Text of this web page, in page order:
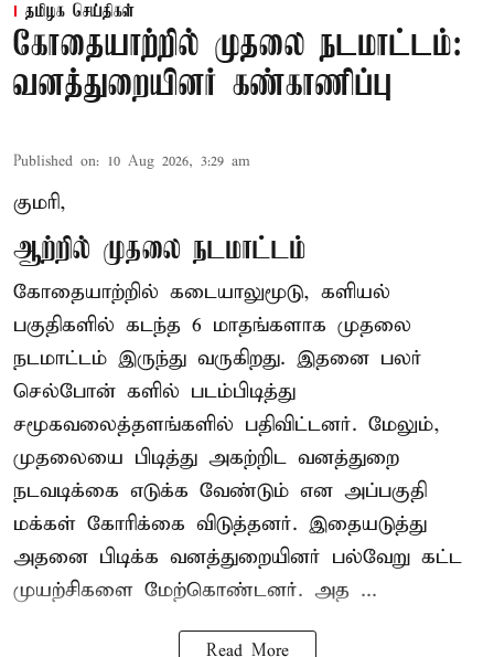
தமிழக செய்திகள்
கோதையாற்றில் முதலை நடமாட்டம்:
வனத்துறையினர் கண்காணிப்பு
Published on: 10 Aug 2026, 3:29 am
குமரி,
ஆற்றில் முதலை நடமாட்டம்
கோதையாற்றில் கடையாலுமூடு, களியல்
பகுதிகளில் கடந்த 6 மாதங்களாக முதலை
நடமாட்டம் இருந்து வருகிறது. இதனை பலர்
செல்போன் களில் படம்பிடித்து
சமூகவலைத்தளங்களில் பதிவிட்டனர். மேலும்,
முதலையை பிடித்து அகற்றிட வனத்துறை
நடவடிக்கை எடுக்க வேண்டும் என அப்பகுதி
மக்கள் கோரிக்கை விடுத்தனர். இதையடுத்து
அதனை பிடிக்க வனத்துறையினர் பல்வேறு கட்ட
முயற்சிகளை மேற்கொண்டனர். அத ...
Read More